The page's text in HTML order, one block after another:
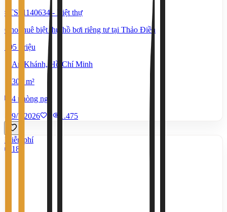
#TS51140634 - Biệt thự
Cho thuê biệt thự hồ bơi riêng tư tại Thảo Điền
105 Triệu
An Khánh, Hồ Chí Minh
300 m²
4 phòng ngủ
9/7/2026
1.475
Miễn phí
18